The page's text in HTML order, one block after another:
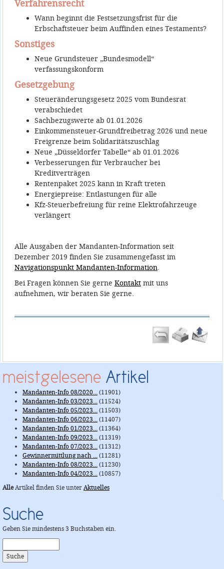
Verfahrensrecht
Wann beginnt die Festsetzungsfrist für die
Erbschaftsteuer beim Auffinden eines Testaments?
Sonstiges
Neue Grundsteuer „Bundesmodell“
verfassungskonform
Gesetzgebung
Steueränderungsgesetz 2025 vom Bundesrat
verabschiedet
Sachbezugswerte ab 01.01.2026
Einkommensteuer-Grundfreibetrag 2026 und neue
Freigrenze beim Solidaritätszuschlag
Neue „Düsseldorfer Tabelle“ ab 01.01.2026
Verbesserungen für Verbraucher bei
Kreditverträgen
Rentenpaket 2025 kann in Kraft treten
Energiepreise: Entlastungen für alle
Kfz-Steuerbefreiung für reine Elektrofahrzeuge
verlängert
Alle Ausgaben der Mandanten-Information seit
Dezember 2019 finden Sie zusammengefasst im
Navigationspunkt Mandanten-Information.
Bei Fragen können Sie gerne Kontaktmit uns
aufnehmen, wir beraten Sie gerne.
meistgelesene Artikel
Mandanten-Info 08/2020...(11901)
Mandanten-Info 03/2023...(11524)
Mandanten-Info 05/2023...(11503)
Mandanten-Info 06/2023...(11407)
Mandanten-Info 01/2023...(11364)
Mandanten-Info 09/2023...(11319)
Mandanten-Info 07/2023...(11312)
Gewinnermittlung nach ...(11281)
Mandanten-Info 08/2023...(11230)
Mandanten-Info 04/2023...(10857)
AlleArtikel finden Sie unterAktuelles
Suche
Geben Sie mindestens 3 Buchstaben ein.